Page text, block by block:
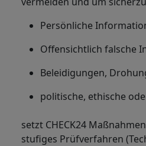
Persönliche
Offensichtlich falsche
Beleidigungen,
politische, ethische
setzt CHECK24
stufiges Prüfverfahren